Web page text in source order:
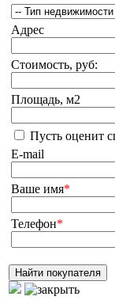
Адрес
Стоимость, руб:
Площадь, м2
Пусть оценит
E-mail
Ваше имя*
Телефон*